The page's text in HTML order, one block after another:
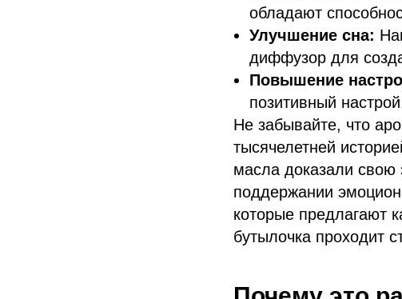
обладают
Улучшение сна:
диффузор для
Повышение
позитивный
Не забывайте, что
тысячелетней
масла доказали свою
поддержании
которые предлагают
бутылочка проходит